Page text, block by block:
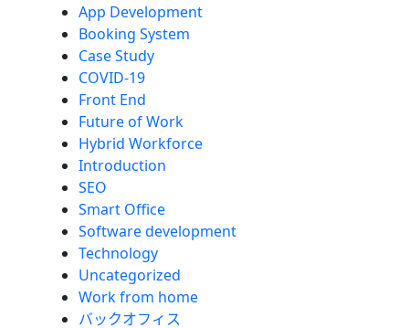
App Development
Booking System
Case Study
COVID-19
Front End
Future of Work
Hybrid Workforce
Introduction
SEO
Smart Office
Software development
Technology
Uncategorized
Work from home
バックオフィス